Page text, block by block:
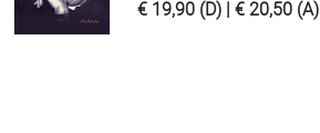
€ 19,90 (D) | € 20,50 (A)